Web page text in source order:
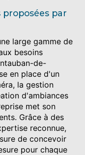
par
large gamme de
besoins
de-
en place d'un
la gestion
d'ambiances
met son
Grâce à des
reconnue,
de concevoir
pour chaque